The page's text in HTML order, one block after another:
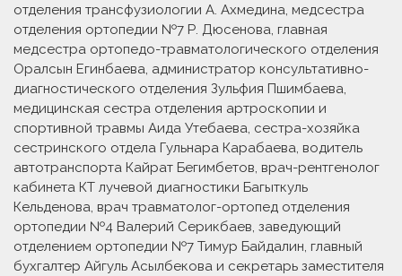
отделения трансфузиологии А. Ахмедина, медсестра
отделения ортопедии №7 Р. Дюсенова, главная
медсестра ортопедо-травматологического отделения
Оралсын Егинбаева, администратор консультативно-
диагностического отделения Зульфия Пшимбаева,
медицинская сестра отделения артроскопии и
спортивной травмы Аида Утебаева, сестра-хозяйка
сестринского отдела Гульнара Карабаева, водитель
автотранспорта Кайрат Бегимбетов, врач-рентгенолог
кабинета КТ лучевой диагностики Багыткуль
Кельденова, врач травматолог-ортопед отделения
ортопедии №4 Валерий Серикбаев, заведующий
отделением ортопедии №7 Тимур Байдалин, главный
бухгалтер Айгуль Асылбекова и секретарь заместителя